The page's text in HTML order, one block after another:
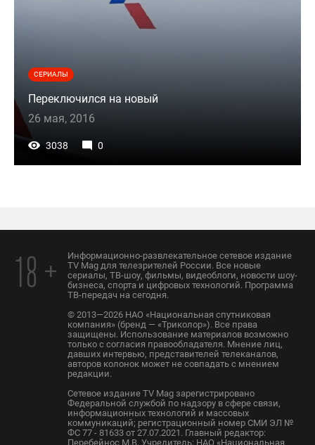
СЕРИАЛЫ
Переключился на новый
26 мая, 2016
3038 0
18 +
Информационно-развлекательное сетевое издание
TV Mag для телезрителей России. Все новые
сериалы, ТВ-шоу, фильмы, видеоблоги, новости шоу-
бизнеса, спорта и цифровых технологий. Программа
ТВ-передач на сегодня.
© 2013—2026 НАО «Национальная спутниковая
компания» (бренд — «Триколор»). Все права
защищены. Использование материалов возможно
только с согласия правообладателя. Мнение лиц,
давших интервью, представителей телеканалов,
авторов колонок может не совпадать с мнением
редакции.
Сетевое издание TV Mag зарегистрировано
Федеральной службой по надзору в сфере связи,
информационных технологий и массовых
коммуникаций; регистрационный номер СМИ ЭЛ №
ФС 77 - 81633 от 27.07.2021. Главный редактор:
Перебейнос М.В. Учредитель: НАО «Национальная